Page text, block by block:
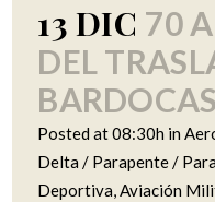
13 DIC 70
DEL
Posted at 08:30h in
Delta / Parapente /
Deportiva,Aviación